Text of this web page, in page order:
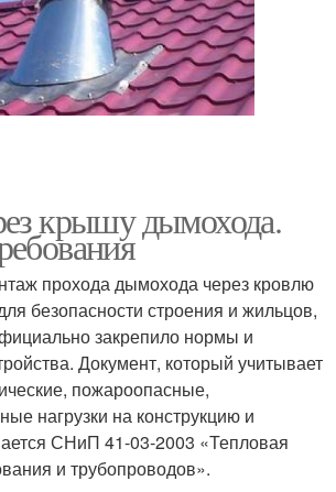
крышу дымохода.
прохода дымохода через кровлю
безопасности строения и жильцов,
закрепило нормы и
Документ, который учитывает
пожароопасные,
нагрузки на конструкцию и
СНиП 41-03-2003 «Тепловая
и трубопроводов».